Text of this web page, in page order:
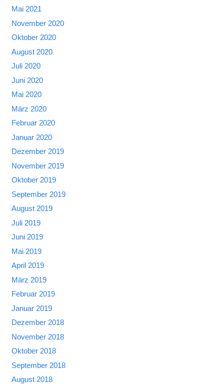
Mai 2021
November 2020
Oktober 2020
August 2020
Juli 2020
Juni 2020
Mai 2020
März 2020
Februar 2020
Januar 2020
Dezember 2019
November 2019
Oktober 2019
September 2019
August 2019
Juli 2019
Juni 2019
Mai 2019
April 2019
März 2019
Februar 2019
Januar 2019
Dezember 2018
November 2018
Oktober 2018
September 2018
August 2018